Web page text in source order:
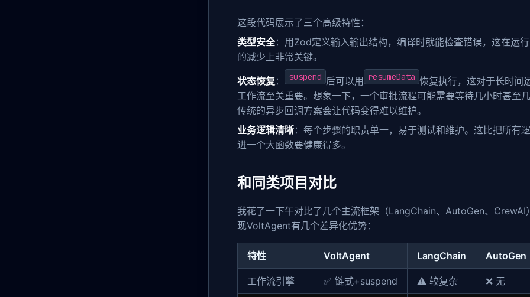
这段代码展示了三个高级特性：
类型安全：用Zod定义输入输出结构，编译时就能检查错误，这在运
的减少上非常关键。
状态恢复 ： suspend 后可以用 resumeData 恢复执行，这对于长时间
工作流至关重要。想象一下，一个审批流程可能需要等待几小时甚至几
传统的异步回调方案会让代码变得难以维护。
业务逻辑清晰：每个步骤的职责单一，易于测试和维护。这比把所有
进一个大函数要健康得多。
和同类项目对比
我花了一下午对比了几个主流框架（LangChain、AutoGen、CrewAI
现VoltAgent有几个差异化优势：
特性 VoltAgent LangChain AutoGen
工作流引擎 ✅ 链式+suspend ⚠️ 较复杂 ❌ 无